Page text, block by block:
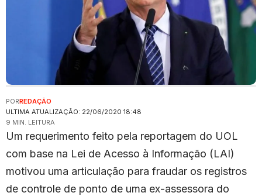
ULTIMA ATUALIZAÇÃO: 22/06/2020 18:48
PORREDAÇÃO
9 MIN. LEITURA
Um requerimento feito pela reportagem do UOL
com base na Lei de Acesso à Informação (LAI)
motivou uma articulação para fraudar os registros
de controle de ponto de uma ex-assessora do